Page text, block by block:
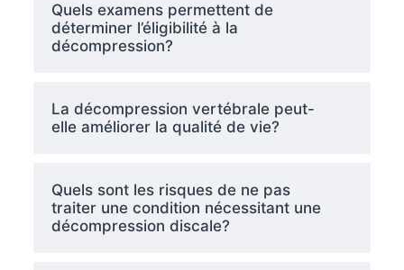
Quels examens permettent de
déterminer l’éligibilité à la
décompression?
La décompression vertébrale peut-
elle améliorer la qualité de vie?
Quels sont les risques de ne pas
traiter une condition nécessitant une
décompression discale?